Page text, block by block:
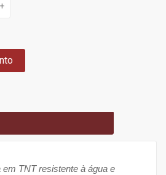
+
TNT resistente à água e